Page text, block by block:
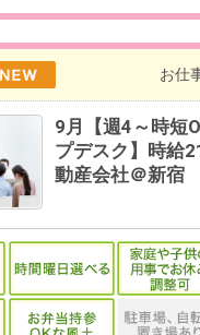
お仕事番号：100101970
時給2900円【リモートメイン＊
週1出社でOK】週3日～老舗メー